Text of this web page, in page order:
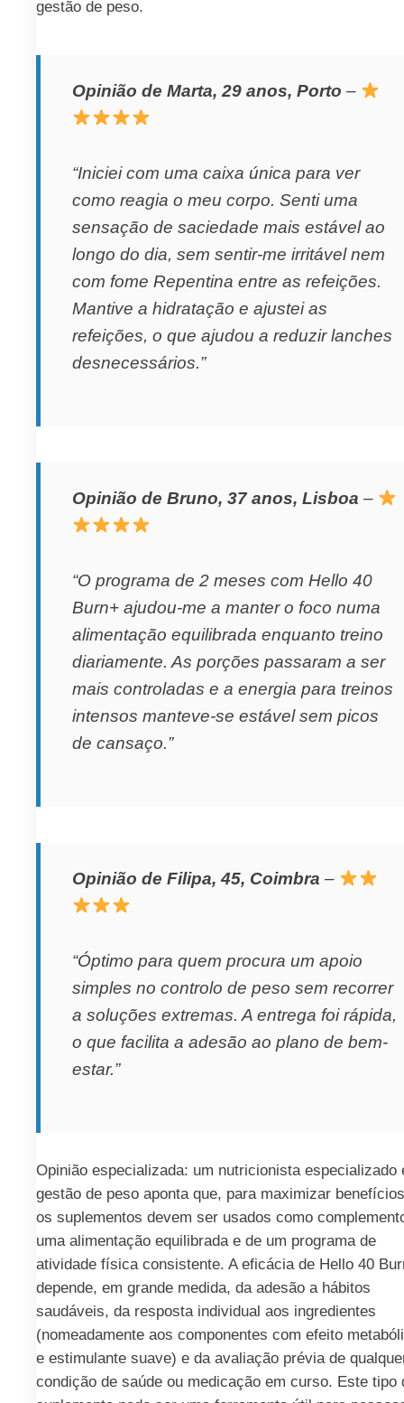
gestão de peso.
Opinião de Marta, 29 anos, Porto –
“Iniciei com uma caixa única para ver
como reagia o meu corpo. Senti uma
sensação de saciedade mais estável ao
longo do dia, sem sentir-me irritável nem
com fome Repentina entre as refeições.
Mantive a hidratação e ajustei as
refeições, o que ajudou a reduzir lanches
desnecessários.”
Opinião de Bruno, 37 anos, Lisboa –
“O programa de 2 meses com Hello 40
Burn+ ajudou-me a manter o foco numa
alimentação equilibrada enquanto treino
diariamente. As porções passaram a ser
mais controladas e a energia para treinos
intensos manteve-se estável sem picos
de cansaço.”
Opinião de Filipa, 45, Coimbra –
“Óptimo para quem procura um apoio
simples no controlo de peso sem recorrer
a soluções extremas. A entrega foi rápida,
o que facilita a adesão ao plano de bem-
estar.”
Opinião especializada: um nutricionista especializado
gestão de peso aponta que, para maximizar
os suplementos devem ser usados como
uma alimentação equilibrada e de um programa de
atividade física consistente. A eficácia de Hello 40
depende, em grande medida, da adesão a hábitos
saudáveis, da resposta individual aos ingredientes
(nomeadamente aos componentes com efeito
e estimulante suave) e da avaliação prévia de
condição de saúde ou medicação em curso. Este tipo